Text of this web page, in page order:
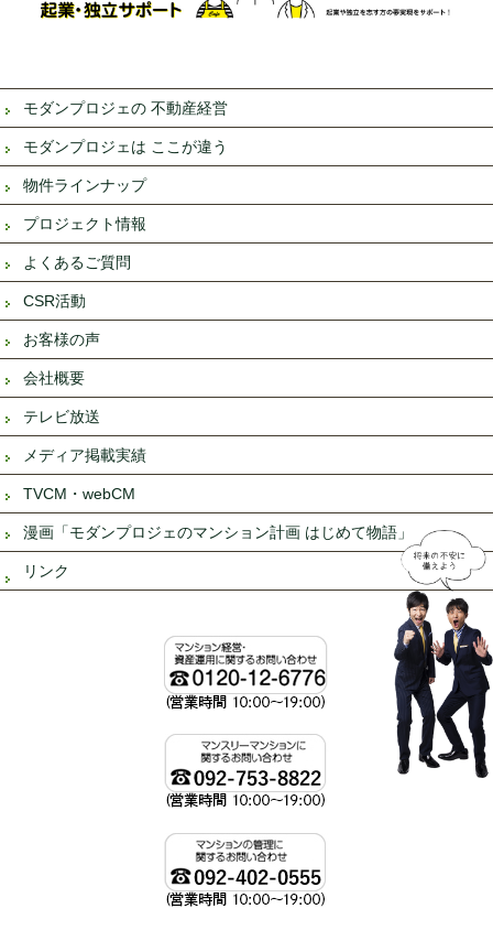
モダンプロジェの 不動産経営
モダンプロジェは ここが違う
物件ラインナップ
プロジェクト情報
よくあるご質問
CSR活動
お客様の声
会社概要
テレビ放送
メディア掲載実績
TVCM・webCM
漫画「モダンプロジェのマンション計画 はじめて物語」
リンク